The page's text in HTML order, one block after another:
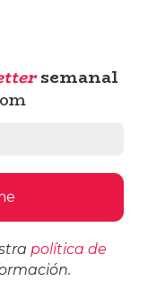
semanal
política de